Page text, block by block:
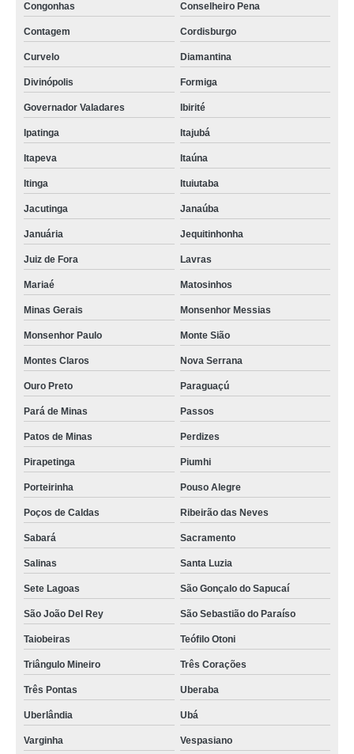
Congonhas Conselheiro Pena
Contagem Cordisburgo
Curvelo Diamantina
Divinópolis Formiga
Governador Valadares Ibirité
Ipatinga Itajubá
Itapeva Itaúna
Itinga Ituiutaba
Jacutinga Janaúba
Januária Jequitinhonha
Juiz de Fora Lavras
Mariaé Matosinhos
Minas Gerais Monsenhor Messias
Monsenhor Paulo Monte Sião
Montes Claros Nova Serrana
Ouro Preto Paraguaçú
Pará de Minas Passos
Patos de Minas Perdizes
Pirapetinga Piumhi
Porteirinha Pouso Alegre
Poços de Caldas Ribeirão das Neves
Sabará Sacramento
Salinas Santa Luzia
Sete Lagoas São Gonçalo do Sapucaí
São João Del Rey São Sebastião do Paraíso
Taiobeiras Teófilo Otoni
Triângulo Mineiro Três Corações
Três Pontas Uberaba
Uberlândia Ubá
Varginha Vespasiano